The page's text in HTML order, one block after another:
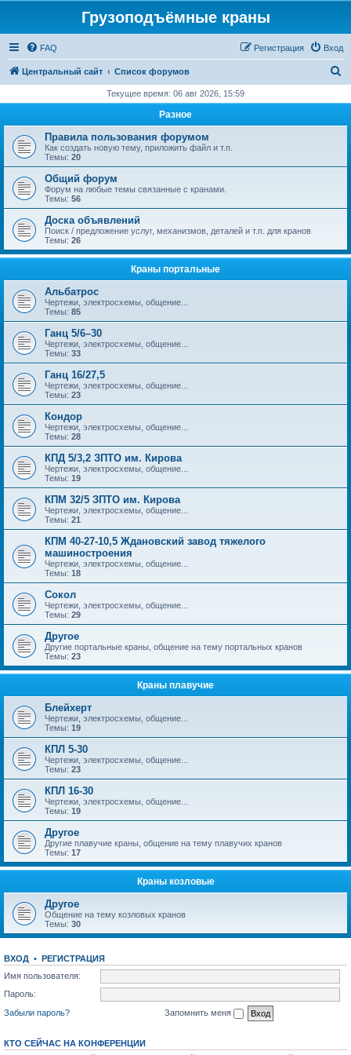
Грузоподъёмные краны
FAQ Вход
Регистрация
Центральный сайт Список форумов
с
Текущее время: 06 авг 2026, 15:59
Разное
Правила пользования форумом
Как создать новую тему, приложить файл и т.п.
Темы: 20
Общий форум
Форум на любые темы связанные с кранами.
Темы: 56
Доска объявлений
Поиск / предложение услуг, механизмов, деталей и т.п. для кранов
Темы: 26
Краны портальные
Альбатрос
Чертежи, электросхемы, общение...
Темы: 85
Ганц 5/6–30
Чертежи, электросхемы, общение...
Темы: 33
Ганц 16/27,5
Чертежи, электросхемы, общение...
Темы: 23
Кондор
Чертежи, электросхемы, общение...
Темы: 28
КПД 5/3,2 ЗПТО им. Кирова
Чертежи, электросхемы, общение...
Темы: 19
КПМ 32/5 ЗПТО им. Кирова
Чертежи, электросхемы, общение...
Темы: 21
КПМ 40-27-10,5 Ждановский завод тяжелого
машиностроения
Чертежи, электросхемы, общение...
Темы: 18
Сокол
Чертежи, электросхемы, общение...
Темы: 29
Другое
Другие портальные краны, общение на тему портальных кранов
Темы: 23
Краны плавучие
Блейхерт
Чертежи, электросхемы, общение...
Темы: 19
КПЛ 5-30
Чертежи, электросхемы, общение...
Темы: 23
КПЛ 16-30
Чертежи, электросхемы, общение...
Темы: 19
Другое
Другие плавучие краны, общение на тему плавучих кранов
Темы: 17
Краны козловые
Другое
Общение на тему козловых кранов
Темы: 30
ВХОД • РЕГИСТРАЦИЯ
Имя пользователя:
Пароль:
Забыли пароль?
Запомнить меня
КТО СЕЙЧАС НА КОНФЕРЕНЦИИ